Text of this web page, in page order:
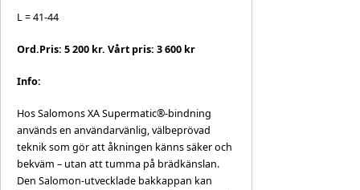
L = 41-44
Ord.Pris: 5 200 kr. Vårt pris: 3 600 kr
Info:
Hos Salomons XA Supermatic®-bindning
används en användarvänlig, välbeprövad
teknik som gör att åkningen känns säker och
bekväm – utan att tumma på brädkänslan.
Den Salomon-utvecklade bakkappan kan